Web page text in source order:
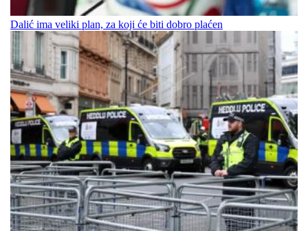
Dalić ima veliki plan, za koji će biti dobro plaćen